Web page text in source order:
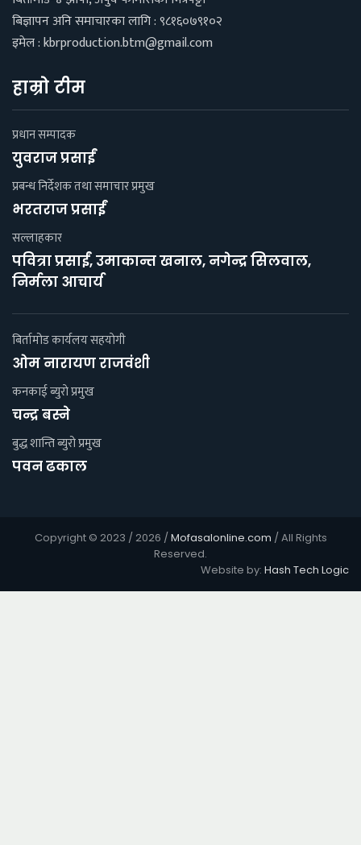
बिज्ञापन अनि समाचारका लागि : ९८१६०७९१०२
इमेल :kbrproduction.btm@gmail.com
हाम्रो टीम
प्रधान सम्पादक
युवराज प्रसाईं
प्रबन्ध निर्देशक तथा समाचार प्रमुख
भरतराज प्रसाईं
सल्लाहकार
पवित्रा प्रसाईं, उमाकान्त खनाल, नगेन्द्र सिलवाल,
निर्मला आचार्य
बिर्तामोड कार्यलय सहयाेगी
ओम नारायण राजवंशी
कनकाई ब्युराे प्रमुख
चन्द्र बस्ने
बुद्ध शान्ति ब्युरो प्रमुख
पवन ढकाल
Copyright © 2023 / 2026 /Mofasalonline.com / All Rights
Reserved.
Website by: Hash Tech Logic